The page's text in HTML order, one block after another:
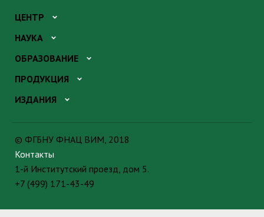
ЦЕНТР
НАУКА
ОБРАЗОВАНИЕ
ПРОДУКЦИЯ
ИЗДАНИЯ
© ФГБНУ ФНАЦ ВИМ, 2018
Контакты
1-й Институтский проезд, дом 5.
+7 (499) 171-43-49